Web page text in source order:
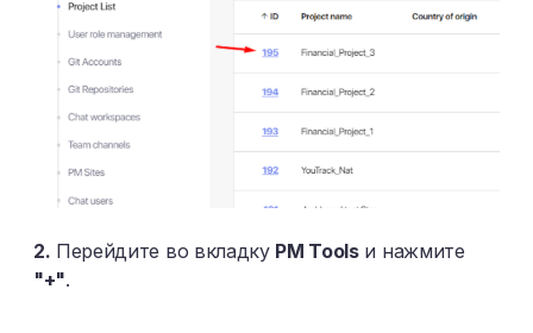
2. Перейдите во вкладку PM Toolsи нажмите
"+".